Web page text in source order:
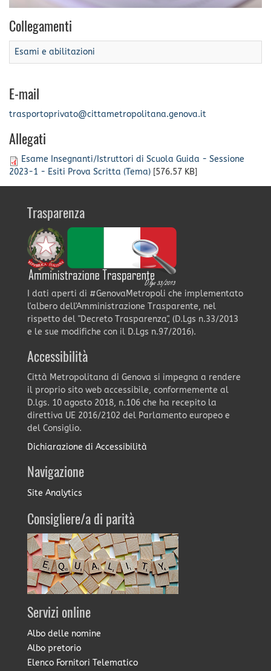
Collegamenti
Esami e abilitazioni
E-mail
trasportoprivato@cittametropolitana.genova.it
Allegati
Esame Insegnanti/Istruttori di Scuola Guida - Sessione
2023-1 - Esiti Prova Scritta (Tema) [576.57 KB]
Trasparenza
I dati aperti di #GenovaMetropoli che implementato
l'albero dell'Amministrazione Trasparente, nel
rispetto del "Decreto Trasparenza", (D.Lgs n.33/2013
e le sue modifiche con il D.Lgs n.97/2016).
Accessibilità
Città Metropolitana di Genova si impegna a rendere
il proprio sito web accessibile, conformemente al
D.lgs. 10 agosto 2018, n.106 che ha recepito la
direttiva UE 2016/2102 del Parlamento europeo e
del Consiglio.
Dichiarazione di Accessibilità
Navigazione
Site Analytics
Consigliere/a di parità
Servizi online
Albo delle nomine
Albo pretorio
Elenco Fornitori Telematico